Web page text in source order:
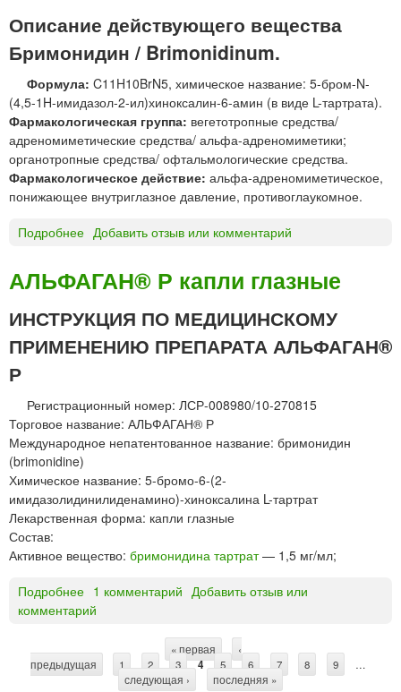
Б
О
Н
т
а
б
л
е
т
к
а
т
х
и
м
р
м
п
е
п
а
а
»
Описание действующего вещества
Бримонидин / Brimonidinum.
Формула: C11H10BrN5, химическое название: 5-бром-N-
(4,5-1H-имидазол-2-ил)хиноксалин-6-амин (в виде L-тартрата).
Фармакологическая группа: вегетотропные средства/
адреномиметические средства/ альфа-адреномиметики;
органотропные средства/ офтальмологические средства.
Фармакологическое действие: альфа-адреномиметическое,
понижающее внутриглазное давление, противоглаукомное.
Подробнее
и
о
н
и
н
*
Добавить отзыв или комментарий
АЛЬФАГАН® Р капли глазные
ИНСТРУКЦИЯ ПО МЕДИЦИНСКОМУ
ПРИМЕНЕНИЮ ПРЕПАРАТА АЛЬФАГАН®
Р
Регистрационный номер: ЛСР-008980/10-270815
Торговое название: АЛЬФАГАН® Р
Международное непатентованное название: бримонидин
(brimonidine)
Химическое название: 5-бромо-6-(2-
имидазолидинилиденамино)-хиноксалина L-тартрат
Лекарственная форма: капли глазные
Состав:
Активное вещество: бримонидина тартрат— 1,5 мг/мл;
Подробнее
А
Ф
1 комментарий Добавить отзыв или
комментарий
« первая
‹
предыдущая
1 2 3 4 5 6 7 8 9
…
следующая ›
последняя »